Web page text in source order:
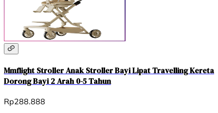
Mmflight Stroller Anak Stroller Bayi Lipat Travelling Kereta
Dorong Bayi 2 Arah 0-5 Tahun
Rp288.888